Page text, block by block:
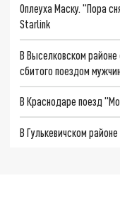
Оплеуха Маску. "Пора
Starlink
В Выселковском
сбитого поездом
В Краснодаре поезд
В Гулькевичском